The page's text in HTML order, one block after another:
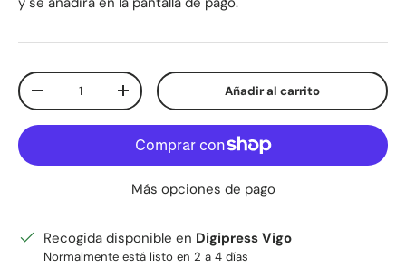
Cant.
Disminuir cantidadAumentar la cantidadAñadir al carrito
Más opciones de pago
Recogida disponible en Digipress Vigo
Normalmente está listo en 2 a 4 días